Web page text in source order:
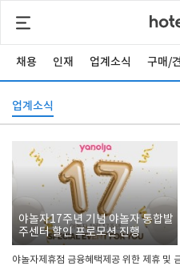
채용 인재 업계소식 구매/
업계소식
야놀자17주년 기념 야놀자 통합발
주센터 할인 프로모션 진행
야놀자제휴점 금융혜택제공 위한 제휴 및